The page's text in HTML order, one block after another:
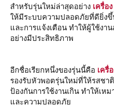
สำหรับรุ่นใหม่ล่าสุดอย่าง เครื่อ
ให้มีระบบความปลอดภัยที่ดียิ่ง
และการแจ้งเตือน ทำให้ผู้ใช้ง
อย่างมีประสิทธิภาพ
อีกชื่อเรียกหนึ่งของรุ่นนี้คือ เครื่
รองรับหัวพอตรุ่นใหม่ที่ให้รสชา
ป้องกันการใช้งานเกิน ทำให้เห
และความปลอดภัย